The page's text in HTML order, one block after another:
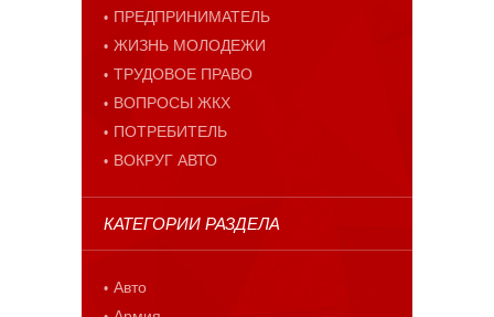
ПРЕДПРИНИМАТЕЛЬ
ЖИЗНЬ МОЛОДЕЖИ
ТРУДОВОЕ ПРАВО
ВОПРОСЫ ЖКХ
ПОТРЕБИТЕЛЬ
ВОКРУГ АВТО
КАТЕГОРИИ РАЗДЕЛА
Авто